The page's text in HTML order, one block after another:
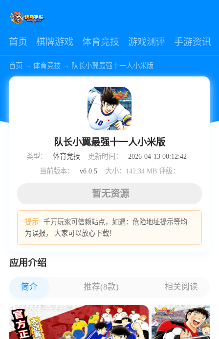
首页 棋牌游戏 体育竞技 游戏测评 手游资讯
首页 → 体育竞技→ 队长小翼最强十一人小米版
队长小翼最强十一人小米版
类型： 体育竞技 更新时间：
2026-04-13 00:12:42
当前版本：
v6.0.5 大小：142.34 MB 评级：
暂无资源
提示: 千万玩家可信赖站点，如遇：危险地址提示等均
为误报， 大家可以放心下载！
应用介绍
简介 推荐(8款) 相关阅读